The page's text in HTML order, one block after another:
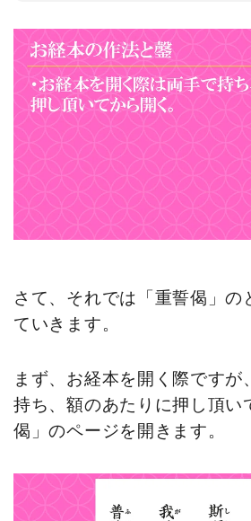
さて、それでは「重誓偈」の
ていきます。
まず、お経本を開く際ですが
持ち、額のあたりに押し頂い
偈」のページを開きます。